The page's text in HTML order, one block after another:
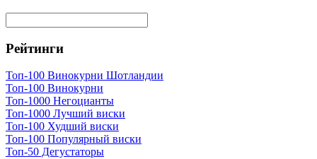
Рейтинги
Топ-100 Винокурни Шотландии
Топ-100 Винокурни
Топ-1000 Негоцианты
Топ-1000 Лучший виски
Топ-100 Худший виски
Топ-100 Популярный виски
Топ-50 Дегустаторы